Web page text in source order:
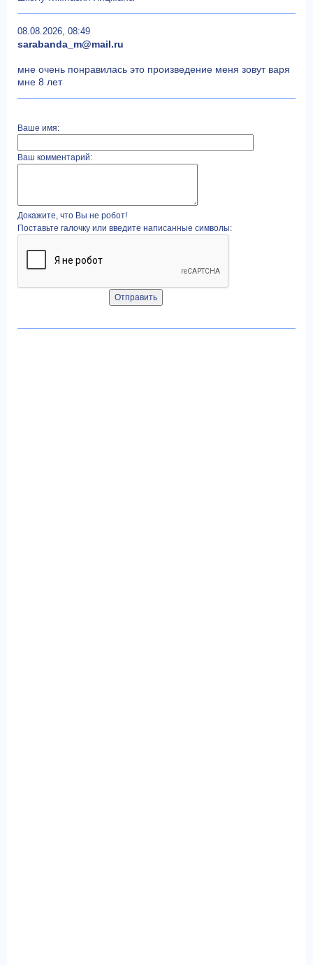
08.08.2026, 08:49
sarabanda_m@mail.ru
мне очень понравилась это произведение меня зовут варя
мне 8 лет
Ваше имя:
Ваш комментарий:
Докажите, что Вы не робот!
Поставьте галочку или введите написанные символы: